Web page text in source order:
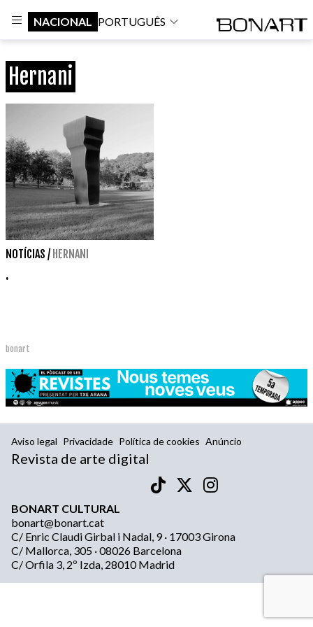
NACIONAL PORTUGUÊS
Hernani
NOTÍCIAS / HERNANI
.
bonart
Aviso legal Privacidade Política de cookies Anúncio
Revista de arte digital
BONART CULTURAL
bonart@bonart.cat
C/ Enric Claudi Girbal i Nadal, 9 · 17003 Girona
C/ Mallorca, 305 · 08026 Barcelona
C/ Orfila 3, 2º Izda, 28010 Madrid